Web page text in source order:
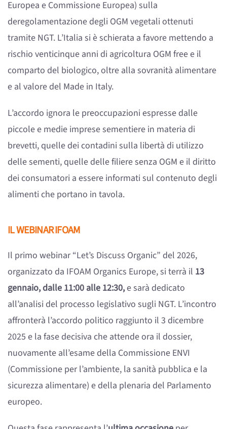
Europea e Commissione Europea) sulla
deregolamentazione degli OGM vegetali ottenuti
tramite NGT. L’Italia si è schierata a favore mettendo a
rischio venticinque anni di agricoltura OGM free e il
comparto del biologico, oltre alla sovranità alimentare
e al valore del Made in Italy.
L’accordo ignora le preoccupazioni espresse dalle
piccole e medie imprese sementiere in materia di
brevetti, quelle dei contadini sulla libertà di utilizzo
delle sementi, quelle delle filiere senza OGM e il diritto
dei consumatori a essere informati sul contenuto degli
alimenti che portano in tavola.
IL WEBINAR IFOAM
Il primo webinar “Let’s Discuss Organic” del 2026,
organizzato da IFOAM Organics Europe, si terrà il 13
gennaio, dalle 11:00 alle 12:30,e sarà dedicato
all’analisi del processo legislativo sugli NGT. L’incontro
affronterà l’accordo politico raggiunto il 3 dicembre
2025 e la fase decisiva che attende ora il dossier,
nuovamente all’esame della Commissione ENVI
(Commissione per l’ambiente, la sanità pubblica e la
sicurezza alimentare) e della plenaria del Parlamento
europeo.